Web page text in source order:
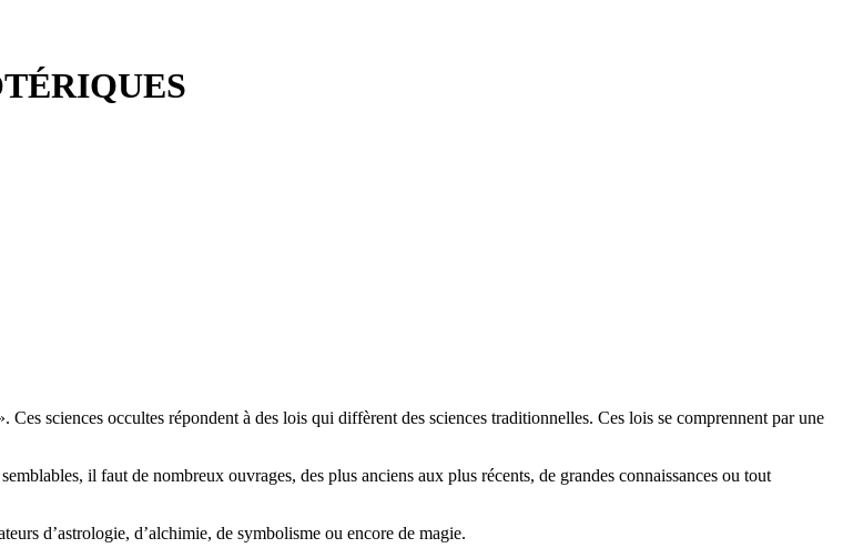
sciences occultes répondent à des lois qui diffèrent des sciences traditionnelles. Ces lois se comprennent par une
il faut de nombreux ouvrages, des plus anciens aux plus récents, de grandes connaissances ou tout
d’astrologie, d’alchimie, de symbolisme ou encore de magie.